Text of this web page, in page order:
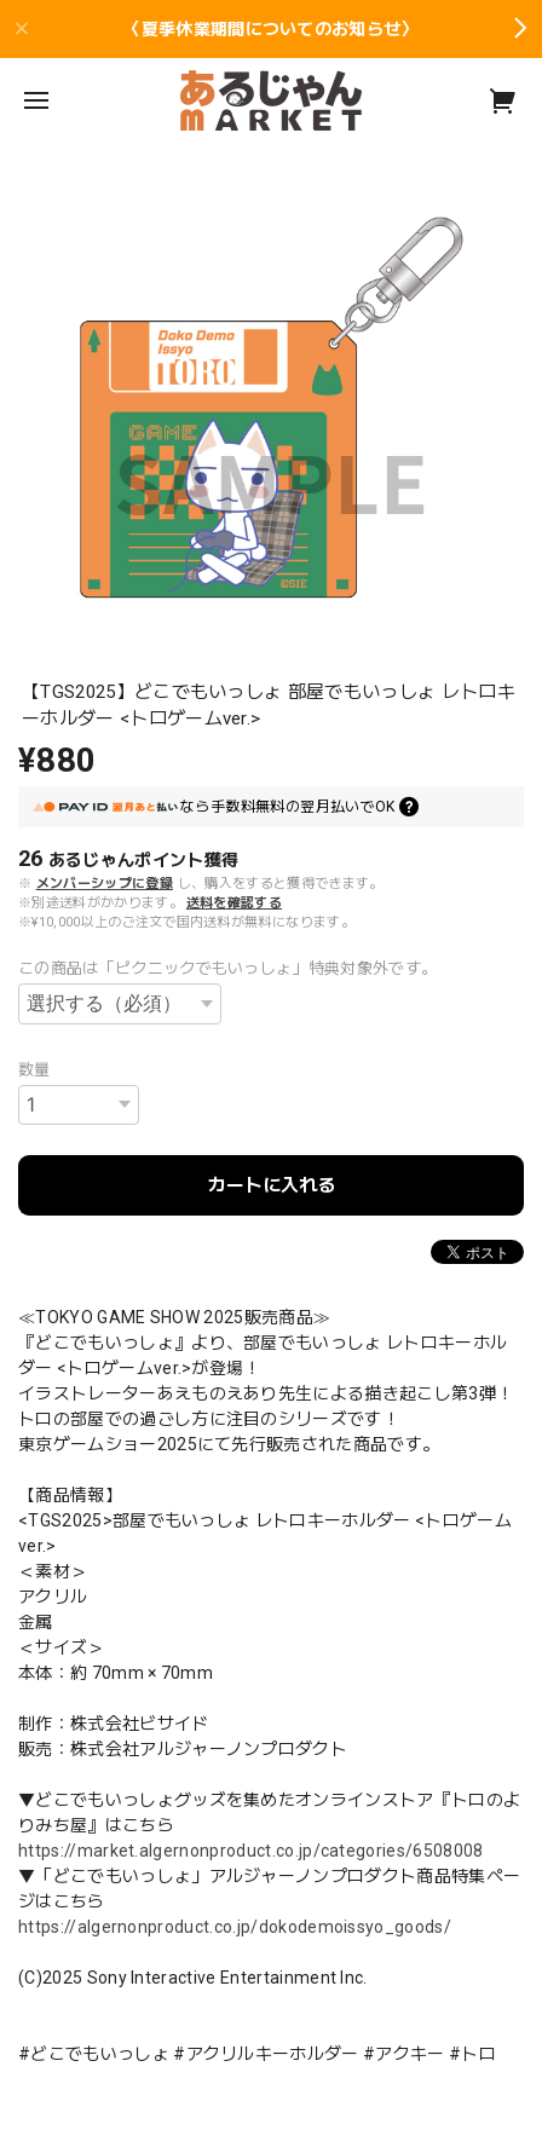
〈夏季休業期間についてのお知らせ〉
【TGS2025】どこでもいっしょ 部屋でもいっしょ レトロキ
ーホルダー <トロゲームver.>
¥880
なら 手数料無料の翌月払いでOK
26 あるじゃんポイント獲得
※ メンバーシップに登録 し、購入をすると獲得できます。
※別途送料がかかります。
送料を確認する
※¥10,000以上のご注文で国内送料が無料になります。
この商品は「ピクニックでもいっしょ」特典対象外です。
数量
カートに入れる
≪TOKYO GAME SHOW 2025販売商品≫
『どこでもいっしょ』より、部屋でもいっしょ レトロキーホル
ダー <トロゲームver.>が登場！
イラストレーターあえものえあり先生による描き起こし第3弾！
トロの部屋での過ごし方に注目のシリーズです！
東京ゲームショー2025にて先行販売された商品です。
【商品情報】
<TGS2025>部屋でもいっしょ レトロキーホルダー <トロゲーム
ver.>
＜素材＞
アクリル
金属
＜サイズ＞
本体：約 70mm × 70mm
制作：株式会社ビサイド
販売：株式会社アルジャーノンプロダクト
▼どこでもいっしょグッズを集めたオンラインストア『トロのよ
りみち屋』はこちら
https://market.algernonproduct.co.jp/categories/6508008
▼「どこでもいっしょ」アルジャーノンプロダクト商品特集ペー
ジはこちら
https://algernonproduct.co.jp/dokodemoissyo_goods/
(C)2025 Sony Interactive Entertainment Inc.
#どこでもいっしょ #アクリルキーホルダー #アクキー #トロ